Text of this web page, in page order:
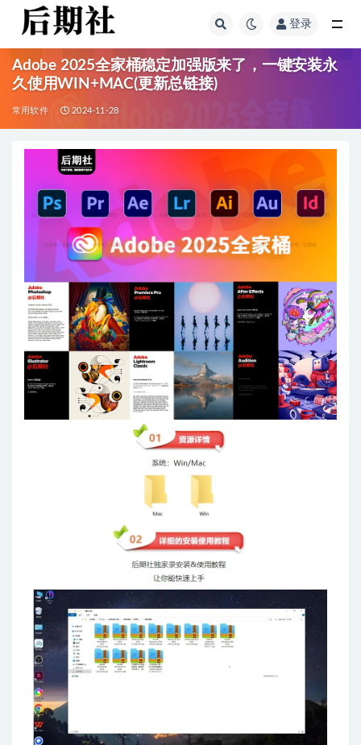
登录
Adobe 2025全家桶稳定加强版来了，一键安装永
久使用WIN+MAC(更新总链接)
常用软件 2024-11-28